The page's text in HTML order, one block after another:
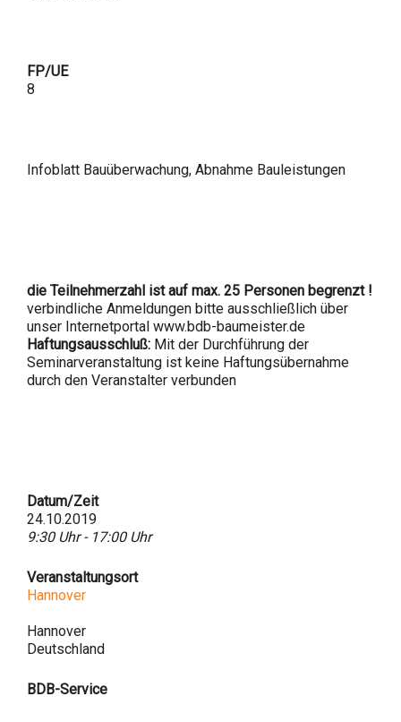
FP/UE
8
Infoblatt Bauüberwachung, Abnahme Bauleistungen
die Teilnehmerzahl ist auf max. 25 Personen begrenzt !
verbindliche Anmeldungen bitte ausschließlich über
unser Internetportal www.bdb-baumeister.de
Haftungsausschluß: Mit der Durchführung der
Seminarveranstaltung ist keine Haftungsübernahme
durch den Veranstalter verbunden
Datum/Zeit
24.10.2019
9:30 Uhr - 17:00 Uhr
Veranstaltungsort
Hannover
Hannover
Deutschland
BDB-Service